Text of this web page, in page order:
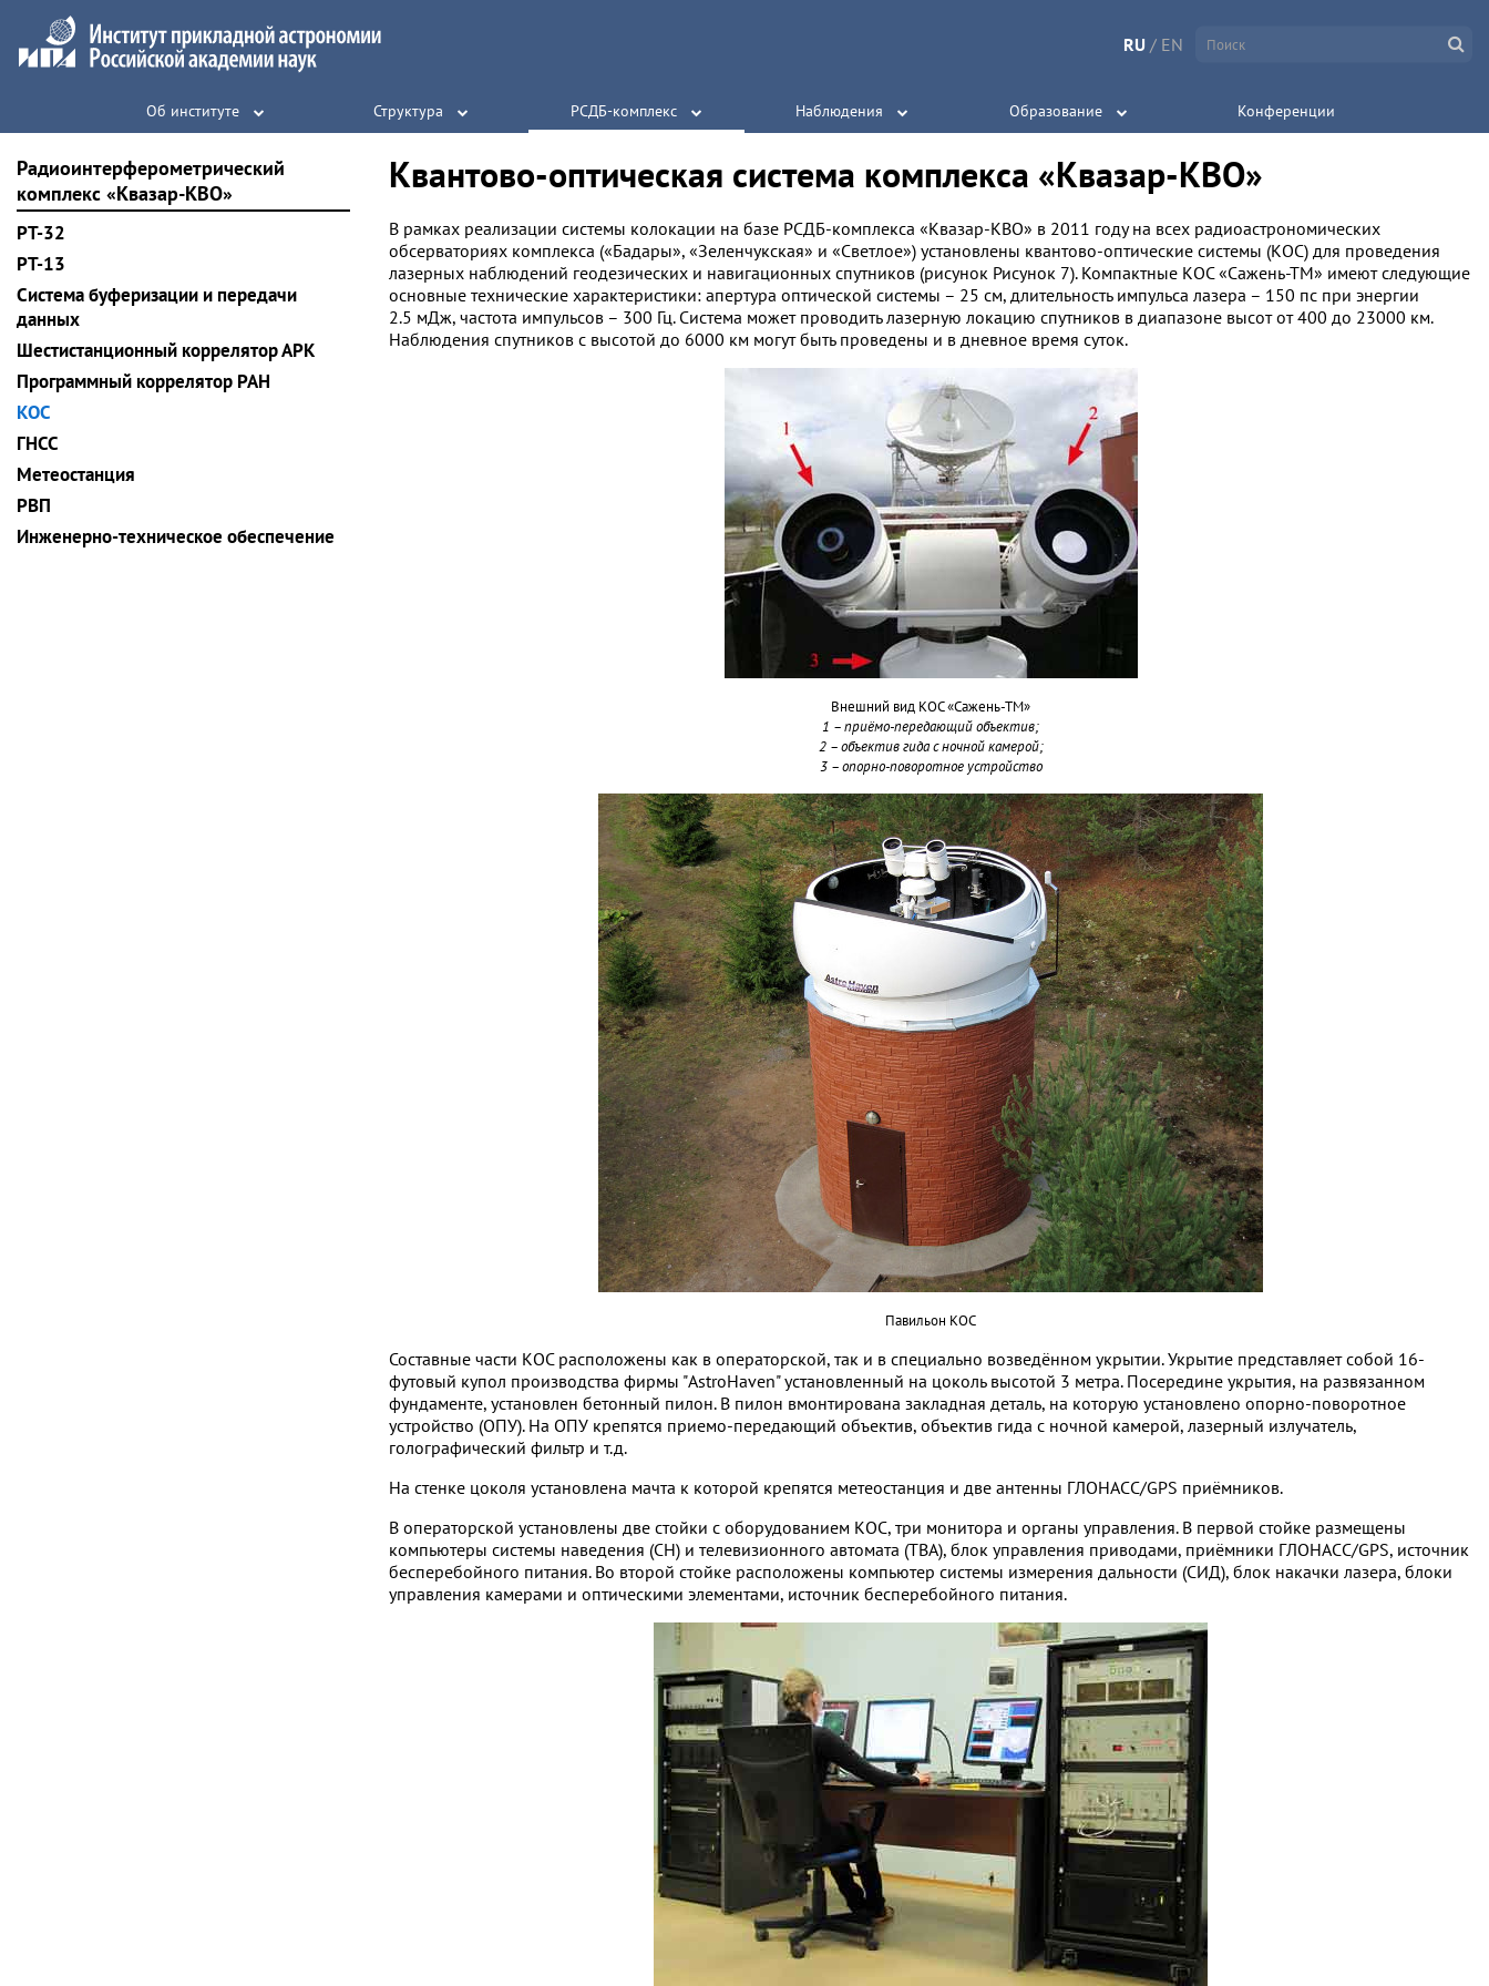
RU / EN
Об институте Структура РСДБ-комплекс Наблюдения Образование Конференции
Радиоинтерфероме­три­чес­кий
комплекс «Квазар-КВО»
РТ-32
РТ-13
Система буферизации и передачи
данных
Шестистанционный коррелятор АРК
Программный коррелятор РАН
KOC
ГНСС
Метеостанция
РВП
Инженерно-техническое обеспечение
Квантово-оптическая система комплекса «Квазар-КВО»
В рамках реализации системы колокации на базе РСДБ-комплекса «Квазар-КВО» в 2011 году на всех радиоастрономических
обсерваториях комплекса («Бадары», «Зеленчукская» и «Светлое») установлены квантово-оптические системы (КОС) для проведения
лазерных наблюдений геодезических и навигационных спутников (рисунок Рисунок 7). Компактные КОС «Сажень-ТМ» имеют следующие
основные технические характеристики: апертура оптической системы – 25 см, длительность импульса лазера – 150 пс при энергии
2.5 мДж, частота импульсов – 300 Гц. Система может проводить лазерную локацию спутников в диапазоне высот от 400 до 23000 км.
Наблюдения спутников с высотой до 6000 км могут быть проведены и в дневное время суток.
Внешний вид КОС «Сажень-ТМ»
1 – приёмо-передающий объектив;
2 – объектив гида с ночной камерой;
3 – опорно-поворотное устройство
Павильон КОС
Составные части КОС расположены как в операторской, так и в специально возведённом укрытии. Укрытие представляет собой 16-
футовый купол производства фирмы "AstroHaven" установленный на цоколь высотой 3 метра. Посередине укрытия, на развязанном
фундаменте, установлен бетонный пилон. В пилон вмонтирована закладная деталь, на которую установлено опорно-поворотное
устройство (ОПУ). На ОПУ крепятся приемо-передающий объектив, объектив гида с ночной камерой, лазерный излучатель,
голографический фильтр и т.д.
На стенке цоколя установлена мачта к которой крепятся метеостанция и две антенны ГЛОНАСС/GPS приёмников.
В операторской установлены две стойки с оборудованием КОС, три монитора и органы управления. В первой стойке размещены
компьютеры системы наведения (СН) и телевизионного автомата (ТВА), блок управления приводами, приёмники ГЛОНАСС/GPS, источник
бесперебойного питания. Во второй стойке расположены компьютер системы измерения дальности (СИД), блок накачки лазера, блоки
управления камерами и оптическими элементами, источник бесперебойного питания.